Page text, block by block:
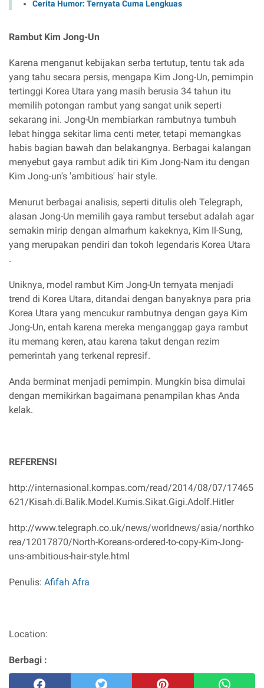
Cerita Humor: Ternyata Cuma Lengkuas
Rambut Kim Jong-Un
Karena menganut kebijakan serba tertutup, tentu tak ada
yang tahu secara persis, mengapa Kim Jong-Un, pemimpin
tertinggi Korea Utara yang masih berusia 34 tahun itu
memilih potongan rambut yang sangat unik seperti
sekarang ini. Jong-Un membiarkan rambutnya tumbuh
lebat hingga sekitar lima centi meter, tetapi memangkas
habis bagian bawah dan belakangnya. Berbagai kalangan
menyebut gaya rambut adik tiri Kim Jong-Nam itu dengan
Kim Jong-un's 'ambitious' hair style.
Menurut berbagai analisis, seperti ditulis oleh Telegraph,
alasan Jong-Un memilih gaya rambut tersebut adalah agar
semakin mirip dengan almarhum kakeknya, Kim Il-Sung,
yang merupakan pendiri dan tokoh legendaris Korea Utara
.
Uniknya, model rambut Kim Jong-Un ternyata menjadi
trend di Korea Utara, ditandai dengan banyaknya para pria
Korea Utara yang mencukur rambutnya dengan gaya Kim
Jong-Un, entah karena mereka menganggap gaya rambut
itu memang keren, atau karena takut dengan rezim
pemerintah yang terkenal represif.
Anda berminat menjadi pemimpin. Mungkin bisa dimulai
dengan memikirkan bagaimana penampilan khas Anda
kelak.
REFERENSI
http://internasional.kompas.com/read/2014/08/07/17465
621/Kisah.di.Balik.Model.Kumis.Sikat.Gigi.Adolf.Hitler
http://www.telegraph.co.uk/news/worldnews/asia/northko
rea/12017870/North-Koreans-ordered-to-copy-Kim-Jong-
uns-ambitious-hair-style.html
Penulis: Afifah Afra
Location:
Berbagi :